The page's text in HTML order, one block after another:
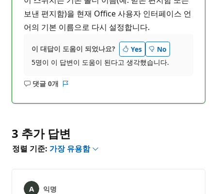
보낸 편지함)을 현재 Office 사용자 인터페이스 언
어의 기본 이름으로 다시 설정합니다.
이 대답이 도움이 되었나요? Yes
No
5명이 이 답변이 도움이 된다고 생각했습니다.
댓글 0개
설
3 추가 답변
정렬 기준: 가장 유용함
익명